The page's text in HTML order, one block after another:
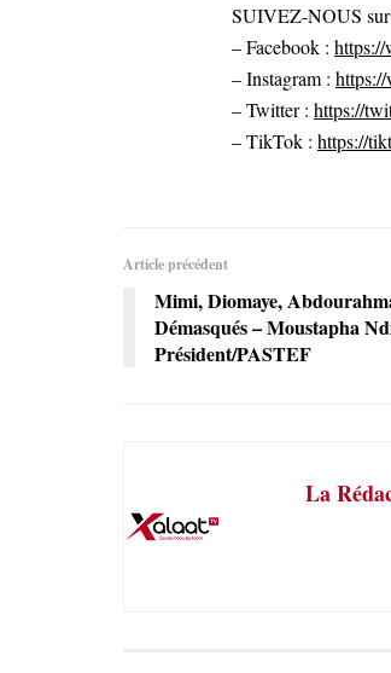
SUIVEZ-NOUS sur
– Facebook :
– Instagram :
– Twitter : https://
– TikTok : https://
Article précédent
Mimi, Diomaye,
Démasqués – Moustapha
Président/PASTEF
La